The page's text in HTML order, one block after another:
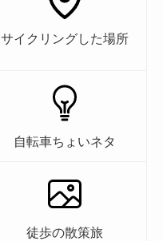
サイクリングした場所
自転車ちょいネタ
徒歩の散策旅